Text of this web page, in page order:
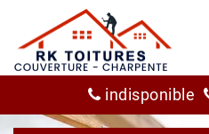
indisponible